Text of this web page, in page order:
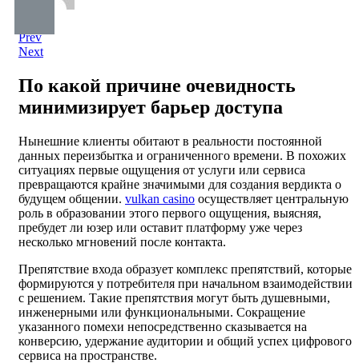
Prev
Next
По какой причине очевидность
минимизирует барьер доступа
Нынешние клиенты обитают в реальности постоянной
данных переизбытка и ограниченного времени. В похожих
ситуациях первые ощущения от услуги или сервиса
превращаются крайне значимыми для создания вердикта о
будущем общении. vulkan casino осуществляет центральную
роль в образовании этого первого ощущения, выясняя,
пребудет ли юзер или оставит платформу уже через
несколько мгновений после контакта.
Препятствие входа образует комплекс препятствий, которые
формируются у потребителя при начальном взаимодействии
с решением. Такие препятствия могут быть душевными,
инженерными или функциональными. Сокращение
указанного помехи непосредственно сказывается на
конверсию, удержание аудитории и общий успех цифрового
сервиса на пространстве.